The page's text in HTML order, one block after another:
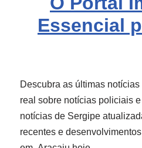
Essencial
Descubra as últimas
real sobre notícias policiais
notícias de Sergipe
recentes e